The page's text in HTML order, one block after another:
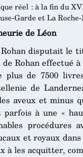
réel : à la fin du
Garde et La
de Léon
disputait le
Rohan effectué à
de 7500
de
aveux et minus
à une «
procédures
et royaux
à les acquitter,